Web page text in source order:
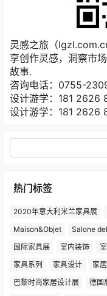
灵感之旅（
享创作灵感，洞察市
故事.
咨询电话：0755-
设计游学：181 2626
设计游学：181 2626
热门标签
2020年意大利米兰家具展
Maison&Objet
Salone
国际家具展
室内装饰
家具系列
家具设计 家
巴黎时尚家居设计展
德国